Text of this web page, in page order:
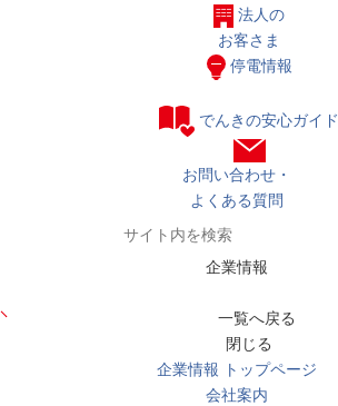
法人の
お客さま
停電情報
でんきの安心ガイド
お問い合わせ・
よくある質問
企業情報
一覧へ戻る
閉じる
企業情報 トップページ
会社案内